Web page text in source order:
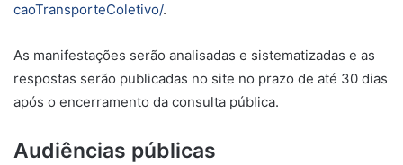
caoTransporteColetivo/.
As manifestações serão analisadas e sistematizadas e as
respostas serão publicadas no site no prazo de até 30 dias
após o encerramento da consulta pública.
Audiências públicas